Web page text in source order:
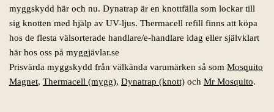
myggskydd här och nu. Dynatrap är en knottfälla som lockar till
sig knotten med hjälp av UV-ljus. Thermacell refill finns att köpa
hos de flesta välsorterade handlare/e-handlare idag eller självklart
här hos oss på myggjävlar.se
Prisvärda myggskydd från välkända varumärken så som Mosquito
Magnet, Thermacell (mygg), Dynatrap (knott) och Mr Mosquito.